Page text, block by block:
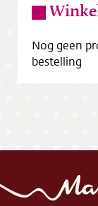
Bezorging
Contact
Nog geen
bestelling